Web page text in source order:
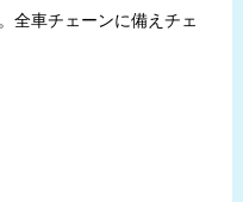
全車チェーンに備えチェ